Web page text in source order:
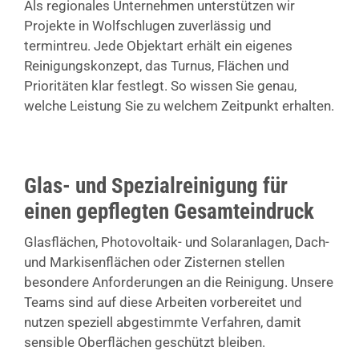
Als regionales Unternehmen unterstützen wir
Projekte in Wolfschlugen zuverlässig und
termintreu. Jede Objektart erhält ein eigenes
Reinigungskonzept, das Turnus, Flächen und
Prioritäten klar festlegt. So wissen Sie genau,
welche Leistung Sie zu welchem Zeitpunkt erhalten.
Glas- und Spezialreinigung für
einen gepflegten Gesamteindruck
Glasflächen, Photovoltaik- und Solaranlagen, Dach-
und Markisenflächen oder Zisternen stellen
besondere Anforderungen an die Reinigung. Unsere
Teams sind auf diese Arbeiten vorbereitet und
nutzen speziell abgestimmte Verfahren, damit
sensible Oberflächen geschützt bleiben.